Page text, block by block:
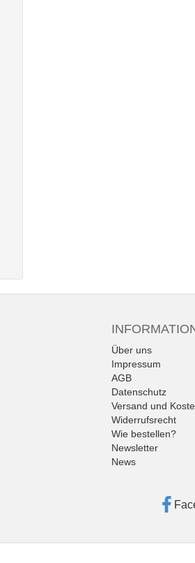
Über uns
Impressum
AGB
Datenschutz
Versand und
Widerrufsrecht
Wie bestellen?
Newsletter
News